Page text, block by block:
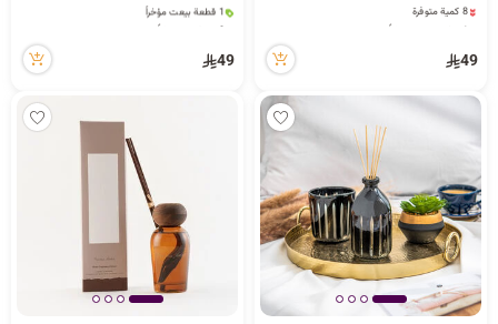
1 قطعة بيعت مؤخراً
8 كمية متوفرة
2 مشاهدة مؤخراً
49
8 مشاهدة مؤخراً
8 مشاهدة مؤخراً
49